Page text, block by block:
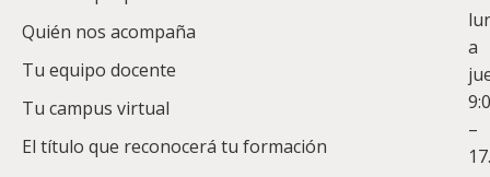
Quién nos acompaña
Tu equipo docente
Tu campus virtual
El título que reconocerá tu formación
Te
a
–